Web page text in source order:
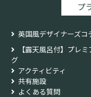
プ
英国風デザイナーズコ
【露天風呂付】プレミ
グ
アクティビティ
共有施設
よくある質問